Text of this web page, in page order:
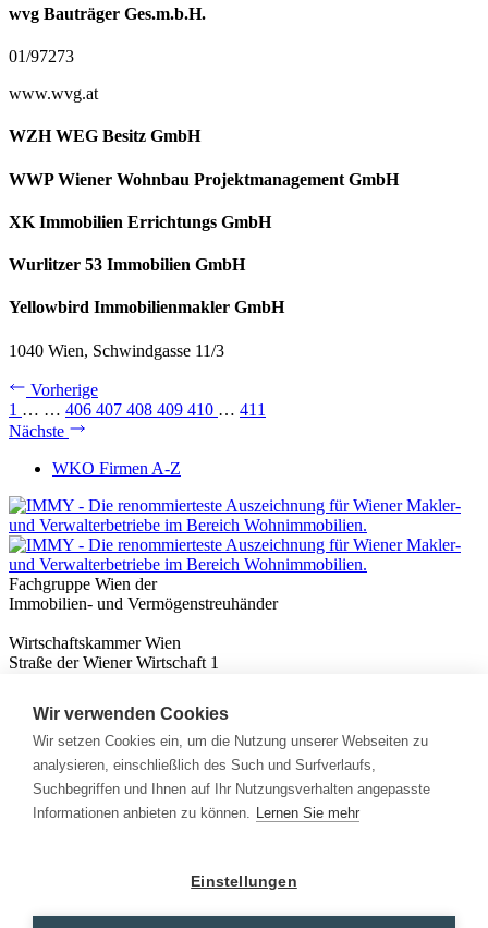
wvg Bauträger Ges.m.b.H.
01/97273
www.wvg.at
WZH WEG Besitz GmbH
WWP Wiener Wohnbau Projektmanagement GmbH
XK Immobilien Errichtungs GmbH
Wurlitzer 53 Immobilien GmbH
Yellowbird Immobilienmakler GmbH
1040 Wien, Schwindgasse 11/3
Vorherige
1 … … 406 407 408 409 410 … 411
Nächste
WKO Firmen A-Z
Fachgruppe Wien der
Immobilien- und Vermögenstreuhänder
Wirtschaftskammer Wien
Straße der Wiener Wirtschaft 1
Nützliches
Immobilienwissen
Formulare & Rechner
Expert:innen
Info
Wir verwenden Cookies
Wir setzen Cookies ein, um die Nutzung unserer Webseiten zu
analysieren, einschließlich des Such und Surfverlaufs,
Suchbegriffen und Ihnen auf Ihr Nutzungsverhalten angepasste
Informationen anbieten zu können. Lernen Sie mehr
Einstellungen